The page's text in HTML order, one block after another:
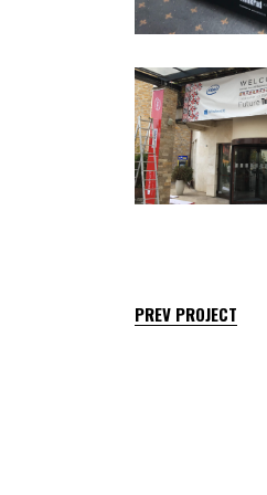
PREV PROJECT